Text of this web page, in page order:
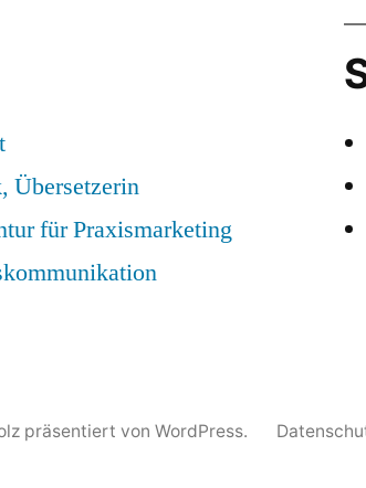
Übersetzerin
für Praxismarketing
präsentiert von WordPress.